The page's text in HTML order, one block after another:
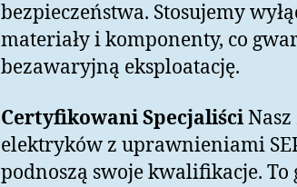
bezpieczeństwa. Stosujemy
materiały i komponenty, co
bezawaryjną eksploatację.
Certyfikowani SpecjaliściNasz
elektryków z uprawnieniami
podnoszą swoje kwalifikacje. To